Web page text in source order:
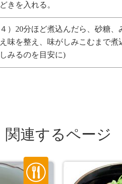
どきを入れる。
４）20分ほど煮込んだら、砂糖
え味を整え、味がしみこむまで煮
しみるのを目安に)
関連するページ